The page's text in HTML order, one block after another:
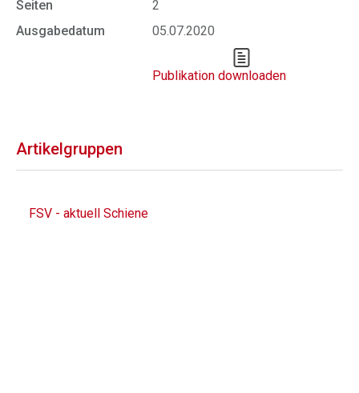
Seiten
2
Ausgabedatum
05.07.2020
Publikation downloaden
Artikelgruppen
FSV - aktuell Schiene